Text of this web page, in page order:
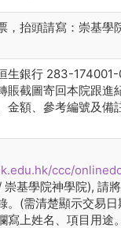
，抬頭請寫：崇基學
生銀行 283-
賬截圖寄回本院跟進
金額、參考編號及備
ccc/
基學院神學院), 請
。(需清楚顯示交易日
寫上姓名、項目用途